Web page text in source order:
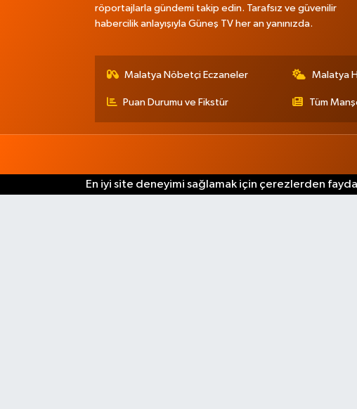
röportajlarla gündemi takip edin. Tarafsız ve güvenilir
habercilik anlayışıyla Güneş TV her an yanınızda.
Malatya Nöbetçi Eczaneler Malatya
Puan Durumu ve Fikstür Tüm
En iyi site deneyimi sağlamak için çerezlerden